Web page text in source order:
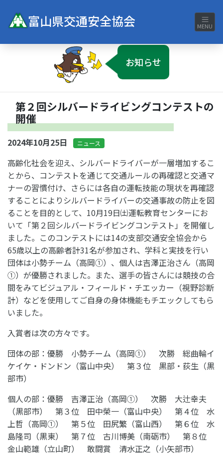
富山県交通安全協会 MENU
お知らせ
第２回シルバードライビングコンテストの
開催
2024年10月25日 ニュース
高齢化社会を迎え、シルバードライバーが一層増加するこ
とから、コンテストを通じて交通ルールの再確認と交通マ
ナーの習慣付け、さらには各自の運転技能の現状を再確認
することによりシルバードライバーの交通事故の防止を図
ることを目的として、10月19日㈯運転教育センターにお
いて「第２回シルバードライビングコンテスト」を開催し
ました。このコンテストには14の支部交通安全協会から
65歳以上の高齢者計31名が参加され、学科と実技を行い
団体は小勢チーム（高岡①）、個人は吉澤正治さん（高岡
①）が優勝されました。また、選手の皆さんには競技の合
間をみてビジュアル・フィールド・チエッカー（視野診断
計）などを使用してご自身の身体機能もチエックしてもら
いました。
入賞者は次の方々です。
団体の部：優勝 小勢チーム（高岡①） 次勝 総曲輪イ
ケイケ・ドンドン（富山中央） 第３位 黒部・荻生（黒
部市）
個人の部：優勝 吉澤正治（高岡①） 次勝 大辻幸夫
（黒部市） 第３位 田中榮一（富山中央） 第４位 水
上哲（高岡①） 第５位 田尻繁（富山西） 第６位 水
島隆司（黒東） 第７位 古川博美（南砺市） 第８位
金山範雄（立山町） 敢闘賞 清水正之（小矢部市）